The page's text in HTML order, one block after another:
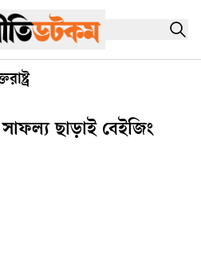
ছাড়াই বেইজিং